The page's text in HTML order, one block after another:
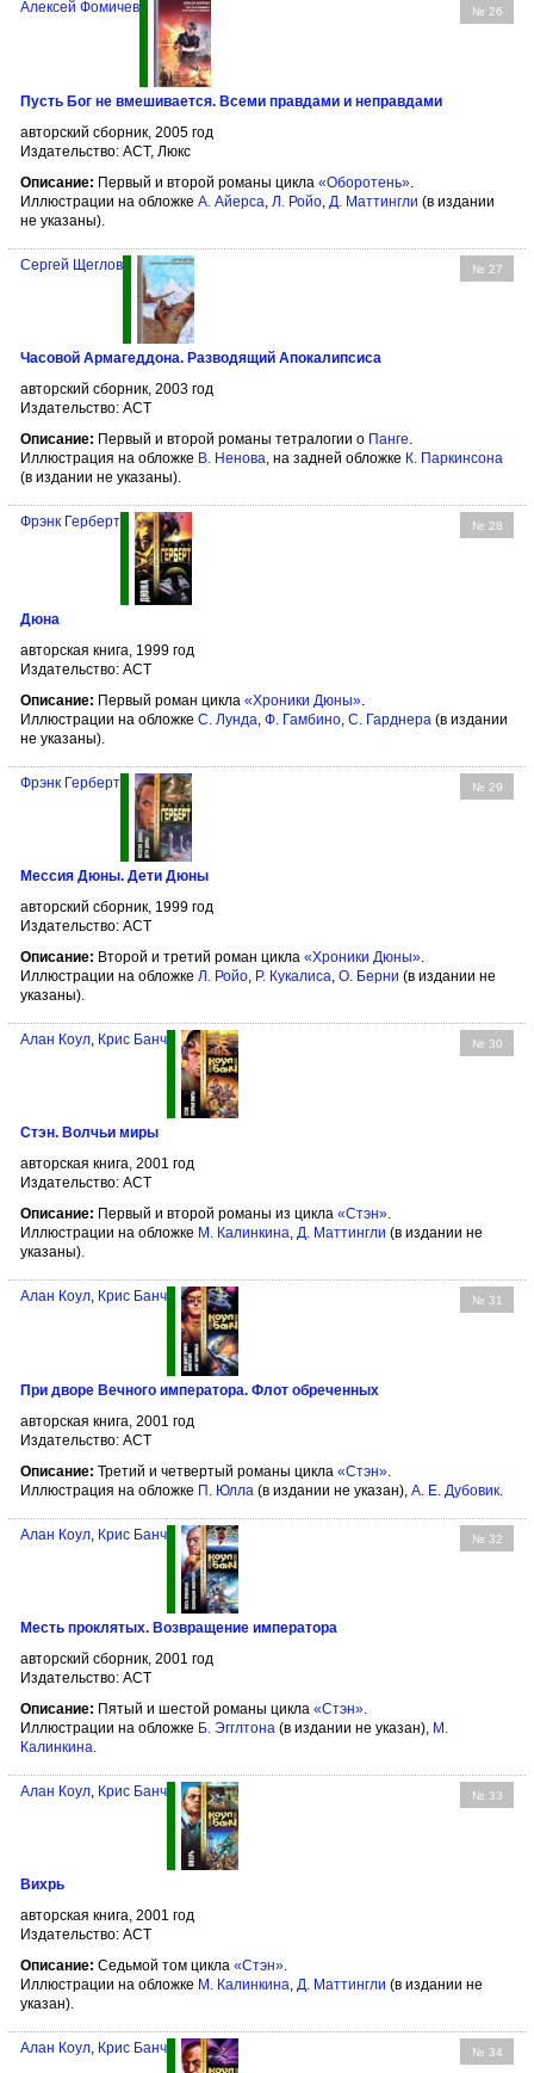
№ 26
Алексей Фомичев
Пусть Бог не вмешивается. Всеми правдами и неправдами
авторский сборник, 2005 год
Издательство: АСТ, Люкс
Описание: Первый и второй романы цикла «Оборотень».
Иллюстрации на обложке А. Айерса, Л. Ройо, Д. Маттингли (в издании
не указаны).
№ 27
Сергей Щеглов
Часовой Армагеддона. Разводящий Апокалипсиса
авторский сборник, 2003 год
Издательство: АСТ
Описание: Первый и второй романы тетралогии о Панге.
Иллюстрация на обложке В. Ненова, на задней обложке К. Паркинсона
(в издании не указаны).
№ 28
Фрэнк Герберт
Дюна
авторская книга, 1999 год
Издательство: АСТ
Описание: Первый роман цикла «Хроники Дюны»
Иллюстрации на обложке С. Лунда Ф. Гамбино С. Гарднера (в издании
не указаны).
№ 29
Фрэнк Герберт
Мессия Дюны. Дети Дюны
авторский сборник, 1999 год
Издательство: АСТ
Описание: Второй и третий роман цикла «Хроники Дюны».
Иллюстрации на обложке Л. Ройо, Р. Кукалиса, О. Берни (в издании не
указаны).
№ 30
Алан Коул, Крис Банч
Стэн. Волчьи миры
авторская книга, 2001 год
Издательство: АСТ
Описание: Первый и второй романы из цикла «Стэн»
Иллюстрации на обложке М. Калинкина Д. Маттингли (в издании не
указаны).
№ 31
Алан Коул Крис Банч
При дворе Вечного императора. Флот обреченных
авторская книга, 2001 год
Издательство: АСТ
Описание: Третий и четвертый романы цикла «Стэн».
Иллюстрация на обложке П. Юлла (в издании не указан), А. Е. Дубовик.
№ 32
Алан Коул, Крис Банч
Месть проклятых. Возвращение императора
авторский сборник, 2001 год
Издательство: АСТ
Описание: Пятый и шестой романы цикла «Стэн»
Иллюстрации на обложке Б. Эгглтона (в издании не указан), М.
Калинкина
№ 33
Алан Коул Крис Банч
Вихрь
авторская книга, 2001 год
Издательство: АСТ
Описание: Седьмой том цикла «Стэн».
Иллюстрации на обложке М. Калинкина, Д. Маттингли (в издании не
указан).
№ 34
Алан Коул, Крис Банч